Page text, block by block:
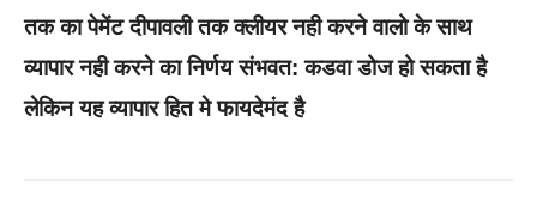
तक का पेमेंट दीपावली तक क्लीयर नही करने वालो के साथ
व्यापार नही करने का निर्णय संभवत: कडवा डोज हो सकता है
लेकिन यह व्यापार हित मे फायदेमंद है